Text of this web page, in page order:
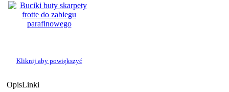
Kliknij aby powiększyć
OpisLinki